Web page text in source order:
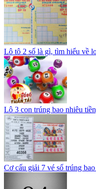
Lô tô 2 số là gì, tìm hiểu về
Lô 3 con trúng bao nhiêu
Cơ cấu giải 7 vé số trúng